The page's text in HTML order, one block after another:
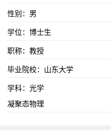
性别：男
学位：博士生
职称：教授
毕业院校：山东大学
学科：光学
凝聚态物理